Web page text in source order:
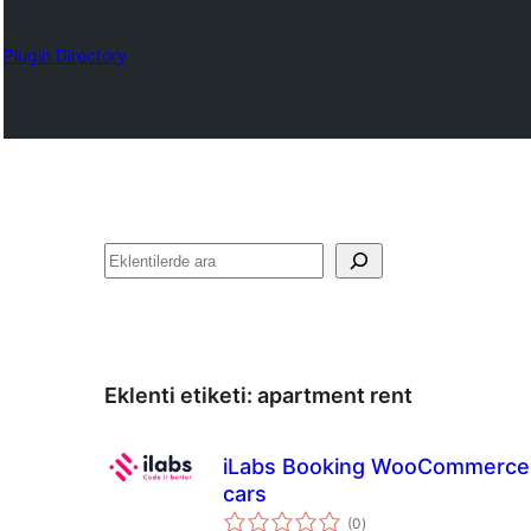
Plugin Directory
Ara
Eklenti etiketi: apartment rent
iLabs Booking
cars
(0toplam
)